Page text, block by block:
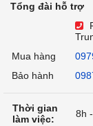
Tổng đài hỗ trợ
Mua hàng
Bảo hành
Thời gian
làm việc:
8h